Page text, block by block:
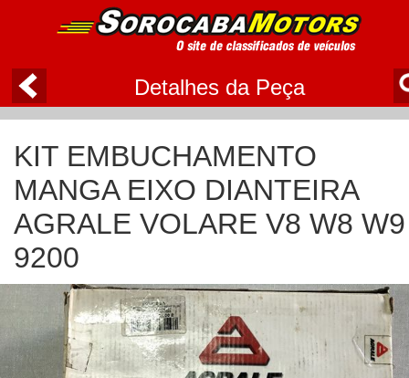
Detalhes da Peça
KIT EMBUCHAMENTO
MANGA EIXO DIANTEIRA
AGRALE VOLARE V8 W8 W9
9200